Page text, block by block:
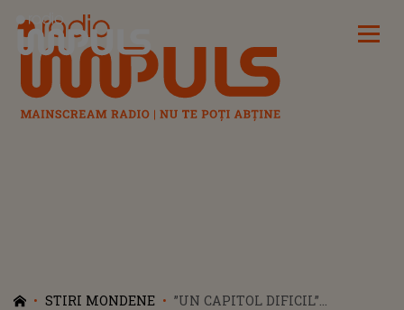
Radio Impuls
STIRI MONDENE
”UN CAPITOL DIFICIL”